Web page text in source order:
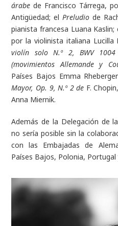
árabede Francisco Tárrega,
Antigüedad; elPreludiode
pianista francesa Luana Kaslin;
por la violinista italiana Lucilla
violín solo N.º 2, BWV
(movimientos Allemande y
Países Bajos Emma
Mayor, Op. 9, N.º 2 de F.
Anna Miernik.
Además de la Delegación de
no sería posible sin la
con las Embajadas de
Países Bajos, Polonia, Portugal